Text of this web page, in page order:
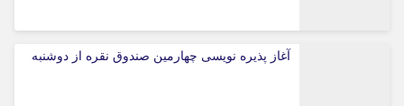
آغاز پذیره نویسی چهارمین صندوق نقره از دوشنبه